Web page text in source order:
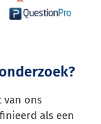
van ons
als een